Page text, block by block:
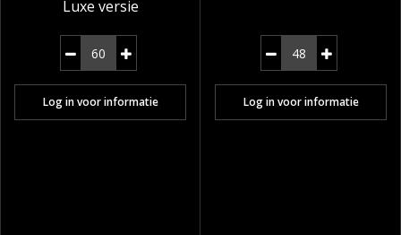
Luxe versie
Log in voor informatie Log in voor informatie